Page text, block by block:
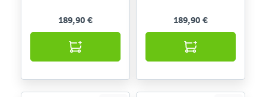
189,90 € 189,90 €